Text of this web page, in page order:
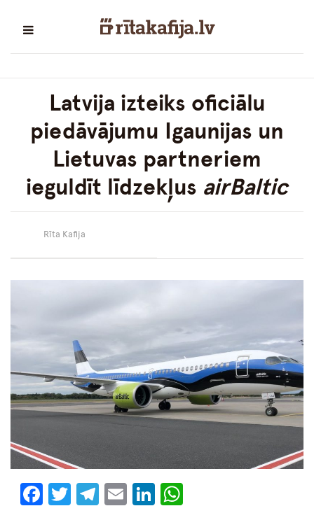
Latvija izteiks oficiālu
piedāvājumu Igaunijas un
Lietuvas partneriem
ieguldīt līdzekļus airBaltic
Rīta Kafija
Facebook
Twitter
Telegram
EmailLinkedIn